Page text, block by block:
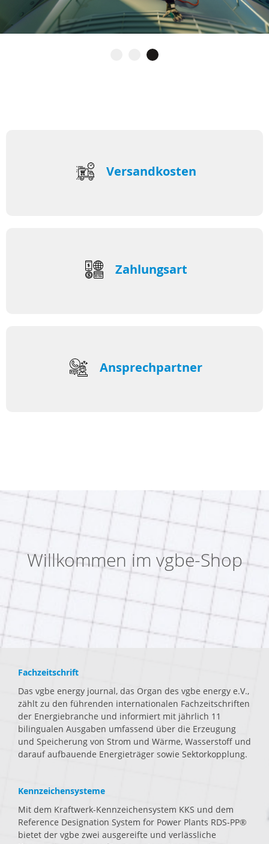
Versandkosten
Zahlungsart
Ansprechpartner
Willkommen im vgbe-Shop
Fachzeitschrift
Das vgbe energy journal, das Organ des vgbe energy e.V.,
zählt zu den führenden internationalen Fachzeitschriften
der Energiebranche und informiert mit jährlich 11
bilingualen Ausgaben umfassend über die Erzeugung
und Speicherung von Strom und Wärme, Wasserstoff und
darauf aufbauende Energieträger sowie Sektorkopplung.
Kennzeichensysteme
Mit dem Kraftwerk-Kennzeichensystem KKS und dem
Reference Designation System for Power Plants RDS-PP®
bietet der vgbe zwei ausgereifte und verlässliche